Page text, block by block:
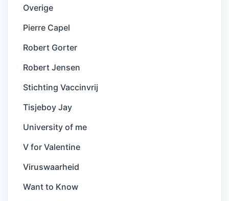
Overige
Pierre Capel
Robert Gorter
Robert Jensen
Stichting Vaccinvrij
Tisjeboy Jay
University of me
V for Valentine
Viruswaarheid
Want to Know